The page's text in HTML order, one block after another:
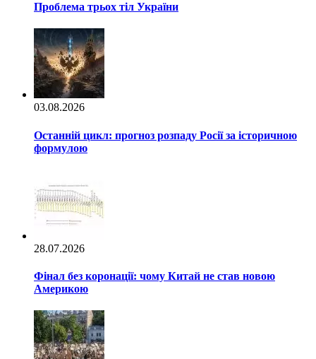
Проблема трьох тіл України
03.08.2026
Останній цикл: прогноз розпаду Росії за історичною
формулою
28.07.2026
Фінал без коронації: чому Китай не став новою
Америкою